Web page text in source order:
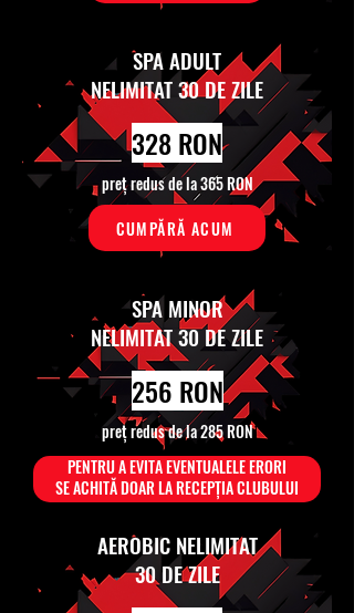
SPA ADULT
NELIMITAT 30 DE ZILE
328 RON
preț redus de la 365 RON
CUMPĂRĂ ACUM
SPA MINOR
NELIMITAT 30 DE ZILE
256 RON
preț redus de la 285 RON
PENTRU A EVITA EVENTUALELE ERORI
SE ACHITĂ DOAR LA RECEPȚIA CLUBULUI
AEROBIC NELIMITAT
30 DE ZILE